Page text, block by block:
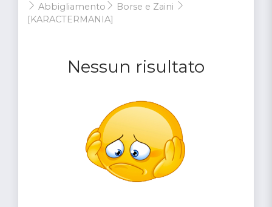
Abbigliamento
Borse e Zaini
[KARACTERMANIA]
Nessun risultato